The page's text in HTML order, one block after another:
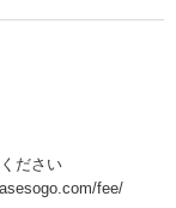
ださい
fee/